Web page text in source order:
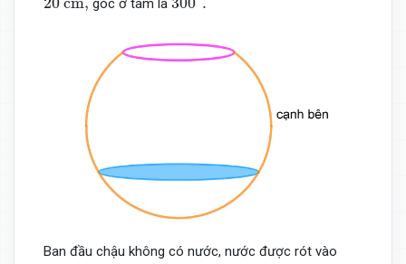
góc ở tâm là
Ban đầu chậu không có nước, nước được rót vào